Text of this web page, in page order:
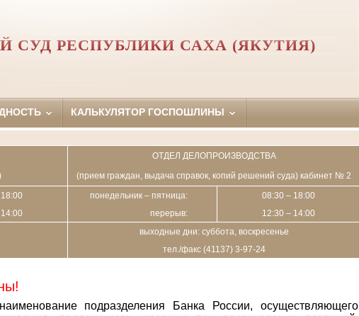
СУД РЕСПУБЛИКИ САХА (ЯКУТИЯ)
КАЛЬКУЛЯТОР ГОСПОШЛИНЫ
ОТДЕЛ ДЕЛОПРОИЗВОДСТВА
(прием граждан, выдача справок, копий решений суда) кабинет № 2
понедельник – пятница:
перерыв:
08:30 – 18:00
12:30 – 14:00
выходные дни: суббота, воскресенье
тел./факс (41137) 3-97-24
подразделения Банка России, осуществляющего